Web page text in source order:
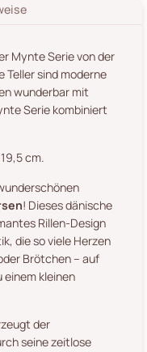
Mynte Serie von der
Teller sind moderne
wunderbar mit
Serie kombiniert
cm.
! Dieses dänische
Rillen-Design
die so viele Herzen
Brötchen – auf
einem kleinen
der
seine zeitlose